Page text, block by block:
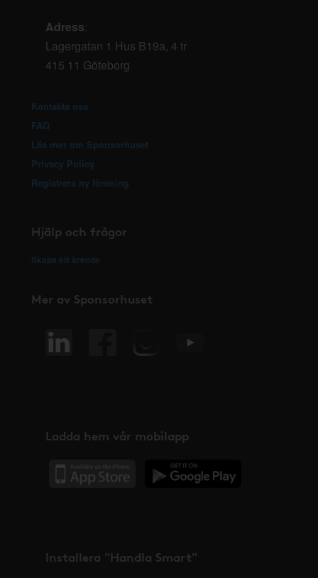
Adress:
Lagergatan 1 Hus B19a, 4 tr
415 11 Göteborg
Kontakta oss
FAQ
Läs mer om Sponsorhuset
Privacy Policy
Registrera ny förening
Hjälp och frågor
Skapa ett ärende
Mer av Sponsorhuset
Ladda hem vår mobilapp
Installera "Handla Smart"